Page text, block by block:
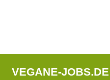
VEGANE-JOBS.DE